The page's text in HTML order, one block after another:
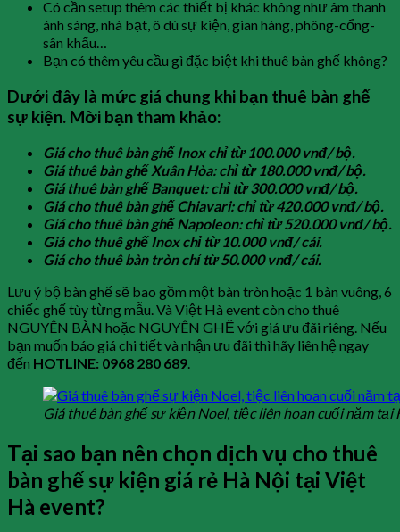
Có cần setup thêm các thiết bị khác không như âm thanh
ánh sáng, nhà bạt, ô dù sự kiện, gian hàng, phông-cổng-
sân khấu…
Bạn có thêm yêu cầu gì đặc biệt khi thuê bàn ghế không?
Dưới đây là mức giá chung khi bạn thuê bàn ghế
sự kiện. Mời bạn tham khảo:
Giá cho thuê bàn ghế Inox chỉ từ 100.000 vnđ/ bộ.
Giá thuê bàn ghế Xuân Hòa: chỉ từ 180.000 vnđ/ bộ.
Giá thuê bàn ghế Banquet: chỉ từ 300.000 vnđ/ bộ.
Giá cho thuê bàn ghế Chiavari: chỉ từ 420.000 vnđ/ bộ.
Giá cho thuê bàn ghế Napoleon: chỉ từ 520.000 vnđ/ bộ.
Giá cho thuê ghế Inox chỉ từ 10.000 vnđ/ cái.
Giá cho thuê bàn tròn chỉ từ 50.000 vnđ/ cái.
Lưu ý bộ bàn ghế sẽ bao gồm một bàn tròn hoặc 1 bàn vuông, 6
chiếc ghế tùy từng mẫu. Và Việt Hà event còn cho thuê
NGUYÊN BÀN hoặc NGUYÊN GHẾ với giá ưu đãi riêng. Nếu
bạn muốn báo giá chi tiết và nhận ưu đãi thì hãy liên hệ ngay
đến HOTLINE: 0968 280 689.
Giá thuê bàn ghế sự kiện Noel, tiệc liên hoan cuối năm tại
Tại sao bạn nên chọn dịch vụ cho thuê
bàn ghế sự kiện giá rẻ Hà Nội tại Việt
Hà event?